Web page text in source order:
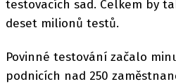
testovacích sad. Celkem by
deset milionů testů.
Povinné testování začalo
podnicích nad 250